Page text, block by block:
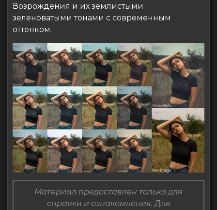
Возрождения и их землистыми
зеленоватыми тонами с современным
оттенком.
Материал предоставлен только для
справки и ознакомления. Для